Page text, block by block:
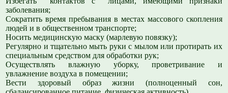
заболевания;
Сократить время пребывания в местах массового скопления
людей и в общественном транспорте;
Носить медицинскую маску (марлевую повязку);
Регулярно и тщательно мыть руки с мылом или протирать их
специальным средством для обработки рук;
Осуществлять влажную уборку, проветривание и
увлажнение воздуха в помещении;
Вести здоровый образ жизни (полноценный сон,